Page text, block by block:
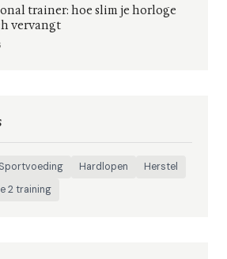
trainer: hoe slim je horloge
vervangt
Sportvoeding Hardlopen
Herstel
2 training